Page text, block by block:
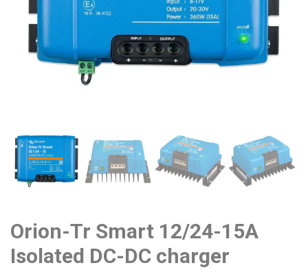
Orion-Tr Smart 12/24-15A
Isolated DC-DC charger